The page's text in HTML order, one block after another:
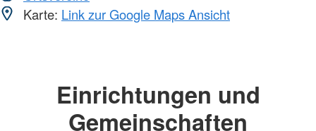
Karte: Link zur Google Maps Ansicht
Einrichtungen und
Gemeinschaften